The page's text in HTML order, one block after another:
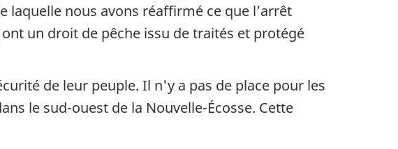
nous avons réaffirmé ce que l’arrêt
un droit de pêche issu de traités et protégé
de leur peuple. Il n'y a pas de place pour les
le sud-ouest de la Nouvelle-Écosse. Cette